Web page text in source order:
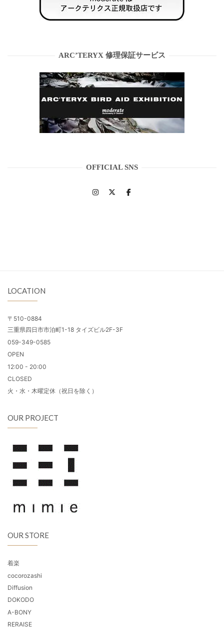
ARC’TERYX 修理保証サービス
OFFICIAL SNS
LOCATION
〒510-0884
三重県四日市市泊町1-18 タイズビル2F-3F
059-349-0585
OPEN
12:00 - 20:00
CLOSED
火・水・木曜定休（祝日を除く）
OUR PROJECT
OUR STORE
着楽
cocorozashi
Diffusion
DOKODO
A-BONY
RERAISE